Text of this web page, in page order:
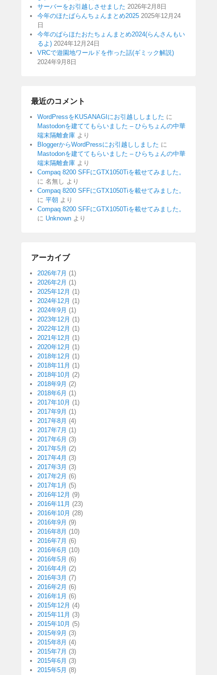
サーバーをお引越しさせました 2026年2月8日
今年のほたぱらんちょんまとめ2025 2025年12月24
日
今年のぱらほたおたちょんまとめ2024(らんさんもい
るよ) 2024年12月24日
VRCで遊園地ワールドを作った話(ギミック解説)
2024年9月8日
最近のコメント
WordPressをKUSANAGIにお引越ししました に
Mastodonを建ててもらいました – ひらちょんの中華
端末隔離倉庫 より
BloggerからWordPressにお引越ししました に
Mastodonを建ててもらいました – ひらちょんの中華
端末隔離倉庫 より
Compaq 8200 SFFにGTX1050Tiを載せてみました。
に 名無し より
Compaq 8200 SFFにGTX1050Tiを載せてみました。
に 平朝 より
Compaq 8200 SFFにGTX1050Tiを載せてみました。
に Unknown より
アーカイブ
2026年7月 (1)
2026年2月 (1)
2025年12月 (1)
2024年12月 (1)
2024年9月 (1)
2023年12月 (1)
2022年12月 (1)
2021年12月 (1)
2020年12月 (1)
2018年12月 (1)
2018年11月 (1)
2018年10月 (2)
2018年9月 (2)
2018年6月 (1)
2017年10月 (1)
2017年9月 (1)
2017年8月 (4)
2017年7月 (1)
2017年6月 (3)
2017年5月 (2)
2017年4月 (3)
2017年3月 (3)
2017年2月 (6)
2017年1月 (5)
2016年12月 (9)
2016年11月 (23)
2016年10月 (28)
2016年9月 (9)
2016年8月 (10)
2016年7月 (6)
2016年6月 (10)
2016年5月 (6)
2016年4月 (2)
2016年3月 (7)
2016年2月 (6)
2016年1月 (6)
2015年12月 (4)
2015年11月 (3)
2015年10月 (5)
2015年9月 (3)
2015年8月 (4)
2015年7月 (3)
2015年6月 (3)
2015年5月 (8)